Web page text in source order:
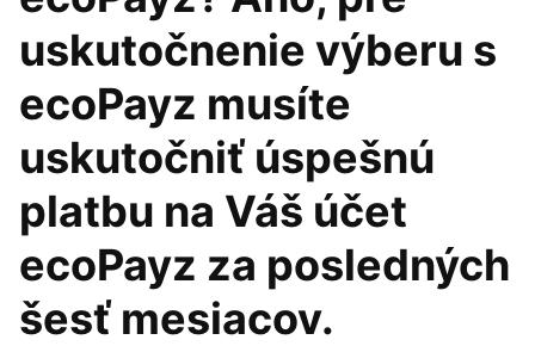
uskutočnenie výberu s
ecoPayz musíte
uskutočniť úspešnú
platbu na Váš účet
ecoPayz za posledných
šesť mesiacov.